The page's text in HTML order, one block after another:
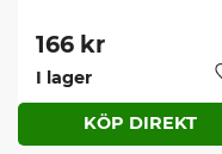
166 kr
I lager